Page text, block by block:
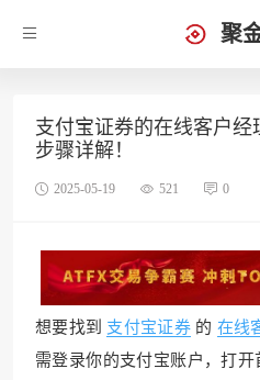
聚
支付宝证券的在线客户
步骤详解！
2025-05-19 521 0
想要找到 支付宝证券 的 在线
需登录你的支付宝账户，打